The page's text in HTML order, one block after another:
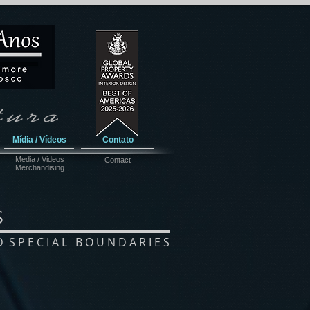
Mídia / Vídeos Contato
Media / Videos
Merchandising
Contact
S P E C I A L B O U N D A R I E S